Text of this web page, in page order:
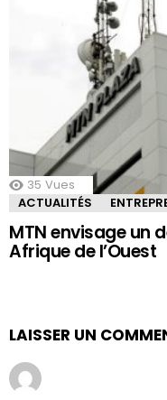
35 Vues
ACTUALITÉS
MTN envisage un
Afrique de l’Ouest
LAISSER UN